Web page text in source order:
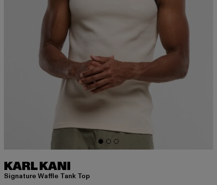
KARL KANI
Signature Waffle Tank Top